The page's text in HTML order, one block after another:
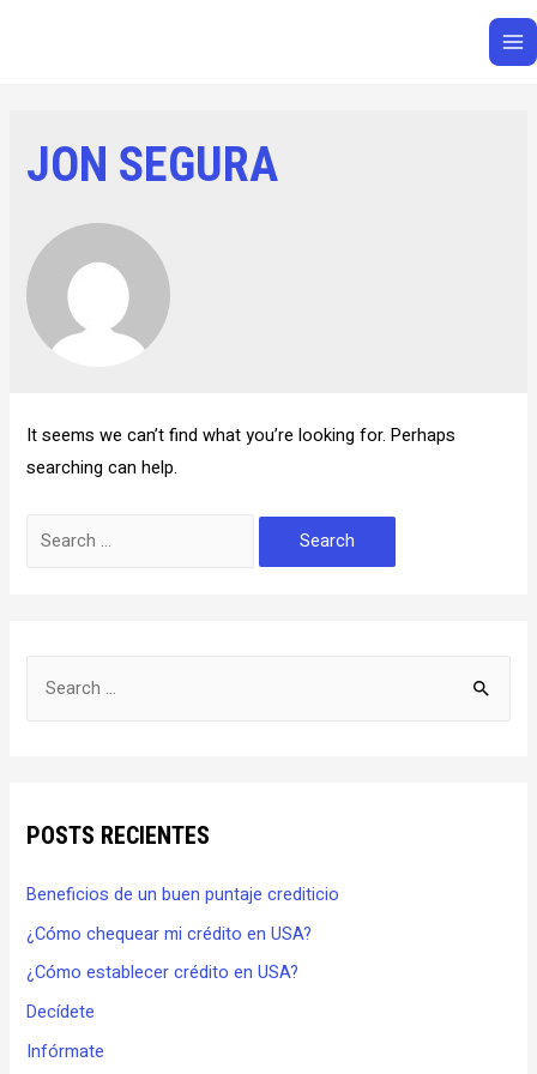
JON SEGURA
It seems we can’t find what you’re looking for. Perhaps
searching can help.
POSTS RECIENTES
Beneficios de un buen puntaje crediticio
¿Cómo chequear mi crédito en USA?
¿Cómo establecer crédito en USA?
Decídete
Infórmate